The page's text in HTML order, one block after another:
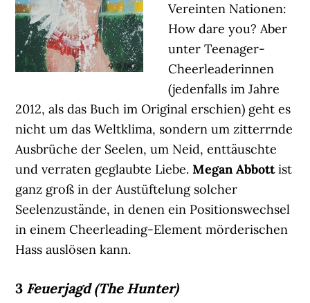
Vereinten Nationen:
How dare you? Aber
unter Teenager-
Cheerleaderinnen
(jedenfalls im Jahre
2012, als das Buch im Original erschien) geht es
nicht um das Weltklima, sondern um zitterrnde
Ausbrüche der Seelen, um Neid, enttäuschte
und verraten geglaubte Liebe.Megan Abbottist
ganz groß in der Austüftelung solcher
Seelenzustände, in denen ein Positionswechsel
in einem Cheerleading-Element mörderischen
Hass auslösen kann.
3 Feuerjagd (The Hunter)